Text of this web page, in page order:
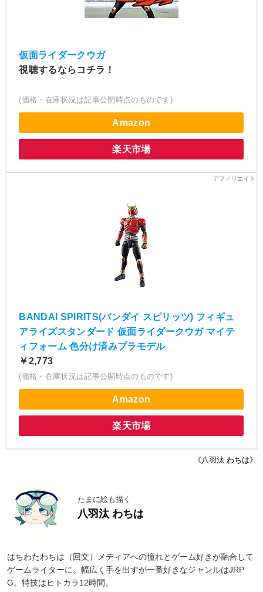
仮面ライダークウガ
視聴するならコチラ！
(価格・在庫状況は記事公開時点のものです)
Amazon
楽天市場
BANDAI SPIRITS(バンダイ スピリッツ) フィギュ
アライズスタンダード 仮面ライダークウガ マイテ
ィフォーム 色分け済みプラモデル
￥2,773
(価格・在庫状況は記事公開時点のものです)
Amazon
楽天市場
《八羽汰 わちは》
たまに絵も描く
八羽汰 わちは
はちわたわちは（回文）メディアへの憧れとゲーム好きが融合して
ゲームライターに。幅広く手を出すが一番好きなジャンルはJRP
G。特技はヒトカラ12時間。